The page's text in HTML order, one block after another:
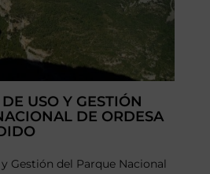
USO Y GESTIÓN
DE ORDESA
Gestión del Parque Nacional